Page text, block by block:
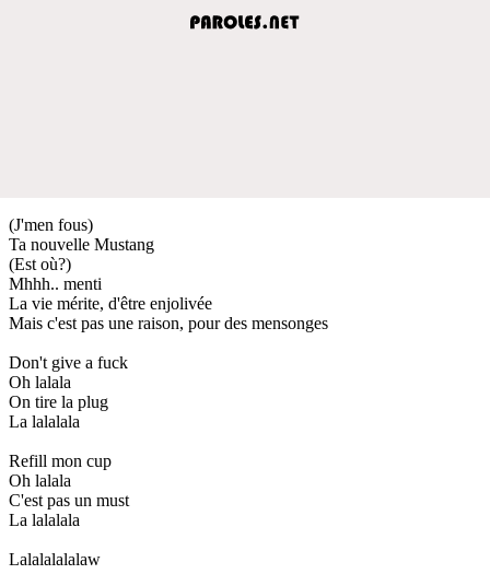
(J'men fous)
Ta nouvelle Mustang
(Est où?)
Mhhh.. menti
La vie mérite, d'être enjolivée
Mais c'est pas une raison, pour des mensonges
Don't give a fuck
Oh lalala
On tire la plug
La lalalala
Refill mon cup
Oh lalala
C'est pas un must
La lalalala
Lalalalalalaw